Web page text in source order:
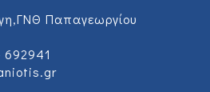
Παπαγεωργίου